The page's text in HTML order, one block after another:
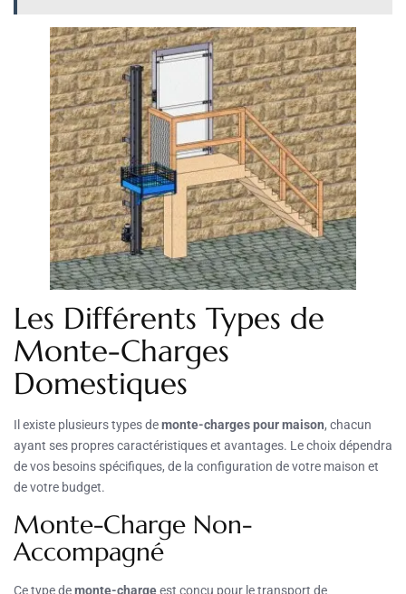
Les Différents Types de
Monte-Charges
Domestiques
Il existe plusieurs types demonte-charges pour maison, chacun
ayant ses propres caractéristiques et avantages. Le choix dépendra
de vos besoins spécifiques, de la configuration de votre maison et
de votre budget.
Monte-Charge Non-
Accompagné
Ce type demonte-chargeest conçu pour le transport de